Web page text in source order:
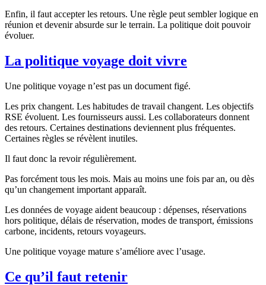
Enfin, il faut accepter les retours. Une règle peut sembler logique en
réunion et devenir absurde sur le terrain. La politique doit pouvoir
évoluer.
La politique voyage doit vivre
Une politique voyage n’est pas un document figé.
Les prix changent. Les habitudes de travail changent. Les objectifs
RSE évoluent. Les fournisseurs aussi. Les collaborateurs donnent
des retours. Certaines destinations deviennent plus fréquentes.
Certaines règles se révèlent inutiles.
Il faut donc la revoir régulièrement.
Pas forcément tous les mois. Mais au moins une fois par an, ou dès
qu’un changement important apparaît.
Les données de voyage aident beaucoup : dépenses, réservations
hors politique, délais de réservation, modes de transport, émissions
carbone, incidents, retours voyageurs.
Une politique voyage mature s’améliore avec l’usage.
Ce qu’il faut retenir